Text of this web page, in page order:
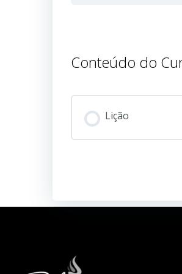
Conteúdo do
Lição